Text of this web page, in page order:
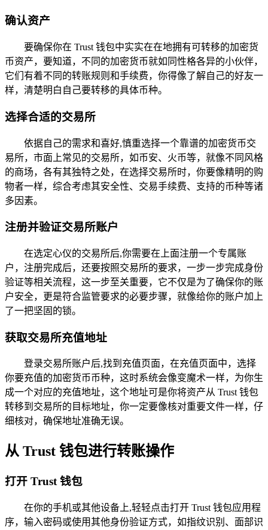
确认资产
要确保你在 Trust 钱包中实实在在地拥有可转移的加密货
币资产，要知道，不同的加密货币就如同性格各异的小伙伴，
它们有着不同的转账规则和手续费，你得像了解自己的好友一
样，清楚明白自己要转移的具体币种。
选择合适的交易所
依据自己的需求和喜好,慎重选择一个靠谱的加密货币交
易所，市面上常见的交易所，如币安、火币等，就像不同风格
的商场，各有其独特之处，在选择交易所时，你要像精明的购
物者一样，综合考虑其安全性、交易手续费、支持的币种等诸
多因素。
注册并验证交易所账户
在选定心仪的交易所后,你需要在上面注册一个专属账
户，注册完成后，还要按照交易所的要求，一步一步完成身份
验证等相关流程，这一步至关重要，它不仅是为了确保你的账
户安全，更是符合监管要求的必要步骤，就像给你的账户加上
了一把坚固的锁。
获取交易所充值地址
登录交易所账户后,找到充值页面，在充值页面中，选择
你要充值的加密货币币种，这时系统会像变魔术一样，为你生
成一个对应的充值地址，这个地址可是你将资产从 Trust 钱包
转移到交易所的目标地址，你一定要像核对重要文件一样，仔
细核对，确保地址准确无误。
从 Trust 钱包进行转账操作
打开 Trust 钱包
在你的手机或其他设备上,轻轻点击打开 Trust 钱包应用程
序，输入密码或使用其他身份验证方式，如指纹识别、面部识